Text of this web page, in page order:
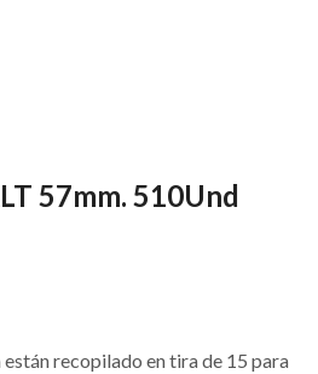
57mm. 510Und
recopilado en tira de 15 para